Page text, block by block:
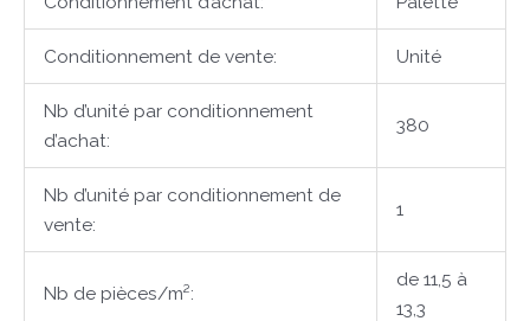
Conditionnement de vente: Unité
Nb d’unité par conditionnement
d’achat:
380
Nb d’unité par conditionnement de
vente:
1
Nb de pièces/m²:
de 11,5 à
13,3